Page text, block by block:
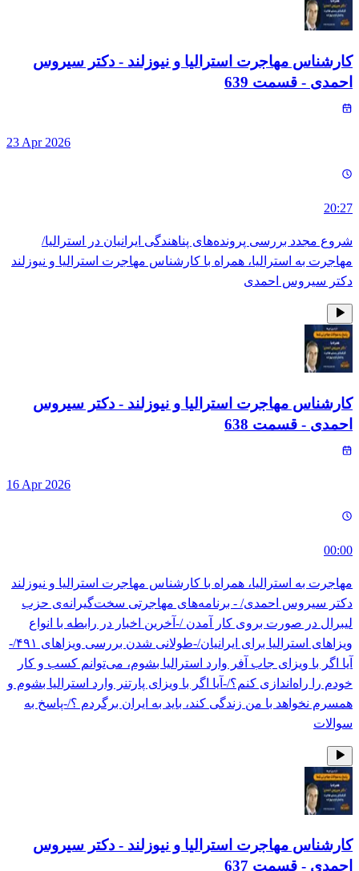
کارشناس مهاجرت استرالیا و نیوزلند - دکتر سیروس
احمدی - قسمت 639
23 Apr 2026
20:27
شروع مجدد بررسی پرونده‌های پناهندگی ایرانیان در استرالیا/
مهاجرت به استرالیا، همراه با کارشناس مهاجرت استرالیا و نیوزلند
دکتر سیروس احمدی
کارشناس مهاجرت استرالیا و نیوزلند - دکتر سیروس
احمدی - قسمت 638
16 Apr 2026
00:00
مهاجرت به استرالیا، همراه با کارشناس مهاجرت استرالیا و نیوزلند
دکتر سیروس احمدی/ - برنامه‌های مهاجرتی سخت‌گیرانه‌ی حزب
لیبرال در صورت بروی کار آمدن /-آخرین اخبار در رابطه با انواع
ویزاهای استرالیا برای ایرانیان/-طولانی شدن بررسی ویزاهای ۴۹۱/-
آیا اگر با ویزای جاب آفر وارد استرالیا بشوم، می‌توانم کسب و کار
خودم را راه‌اندازی کنم؟/-آیا اگر با ویزای پارتنر وارد استرالیا بشوم و
همسرم نخواهد با من زندگی کند، باید به ایران برگردم ؟/-پاسخ به
سوالات
کارشناس مهاجرت استرالیا و نیوزلند - دکتر سیروس
احمدی - قسمت 637